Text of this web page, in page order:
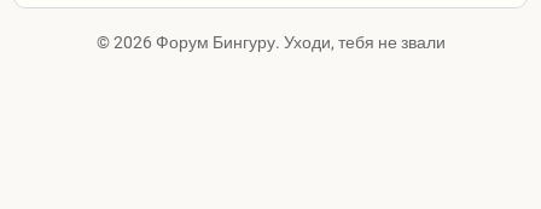
© 2026 Форум Бингуру. Уходи, тебя не звали